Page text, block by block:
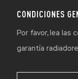
CONDICIONES
Por favor, lea las
garantía